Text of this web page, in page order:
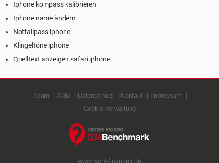
Iphone kompass kalibrieren
Iphone name ändern
Notfallpass iphone
Klingeltöne iphone
Quelltext anzeigen safari iphone
Team AGB Datenschutz Kontakt
Impressum
Cookie-Verwaltung
www.recht-finanzen.de